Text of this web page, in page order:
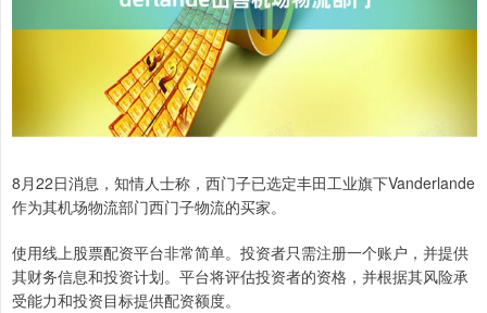
8月22日消息，知情人士称，西门子已选定丰田工业旗下Vanderlande
作为其机场物流部门西门子物流的买家。
使用线上股票配资平台非常简单。投资者只需注册一个账户，并提供
其财务信息和投资计划。平台将评估投资者的资格，并根据其风险承
受能力和投资目标提供配资额度。